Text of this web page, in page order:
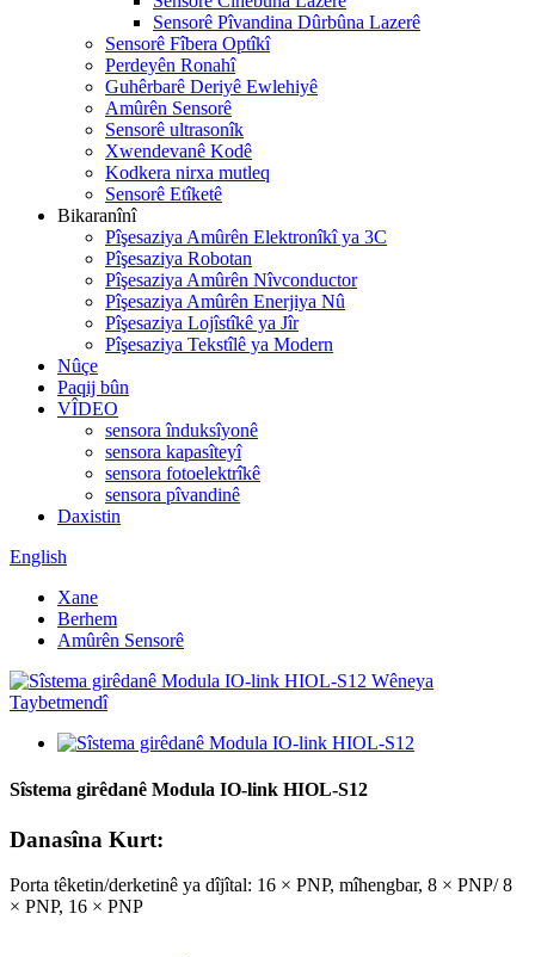
Sensorê Pîvandina Dûrbûna Lazerê
Sensorê Fîbera Optîkî
Perdeyên Ronahî
Guhêrbarê Deriyê Ewlehiyê
Amûrên Sensorê
Sensorê ultrasonîk
Xwendevanê Kodê
Kodkera nirxa mutleq
Sensorê Etîketê
Bikaranînî
Pîşesaziya Amûrên Elektronîkî ya 3C
Pîşesaziya Robotan
Pîşesaziya Amûrên Nîvconductor
Pîşesaziya Amûrên Enerjiya Nû
Pîşesaziya Lojîstîkê ya Jîr
Pîşesaziya Tekstîlê ya Modern
Nûçe
Paqij bûn
VÎDEO
sensora înduksîyonê
sensora kapasîteyî
sensora fotoelektrîkê
sensora pîvandinê
Daxistin
English
Xane
Berhem
Amûrên Sensorê
Sîstema girêdanê Modula IO-link HIOL-S12
Danasîna Kurt:
Porta têketin/derketinê ya dîjîtal: 16 × PNP, mîhengbar, 8 × PNP/ 8
× PNP, 16 × PNP